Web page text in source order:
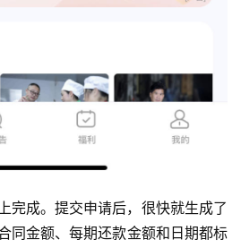
完成。提交申请后，很快就生成了
同金额、每期还款金额和日期都标